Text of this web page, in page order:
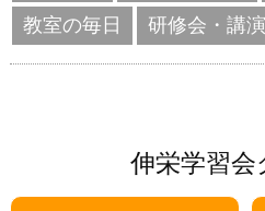
教室の毎日
研修会・講
伸栄学習